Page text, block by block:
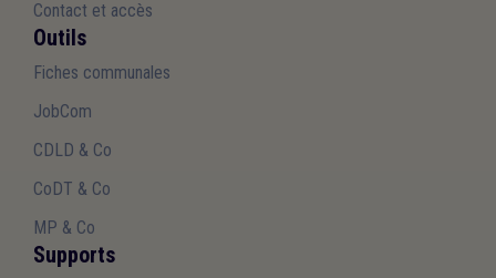
Contact et accès
Outils
Fiches communales
JobCom
CDLD & Co
CoDT & Co
MP & Co
Supports